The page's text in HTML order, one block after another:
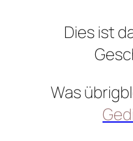
Dies ist
Was